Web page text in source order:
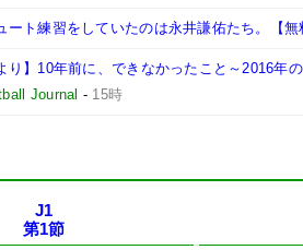
ート練習をしていたのは永井謙佑たち。【
り】10年前に、できなかったこと～2016年
Journal - 15時
J1
第1節